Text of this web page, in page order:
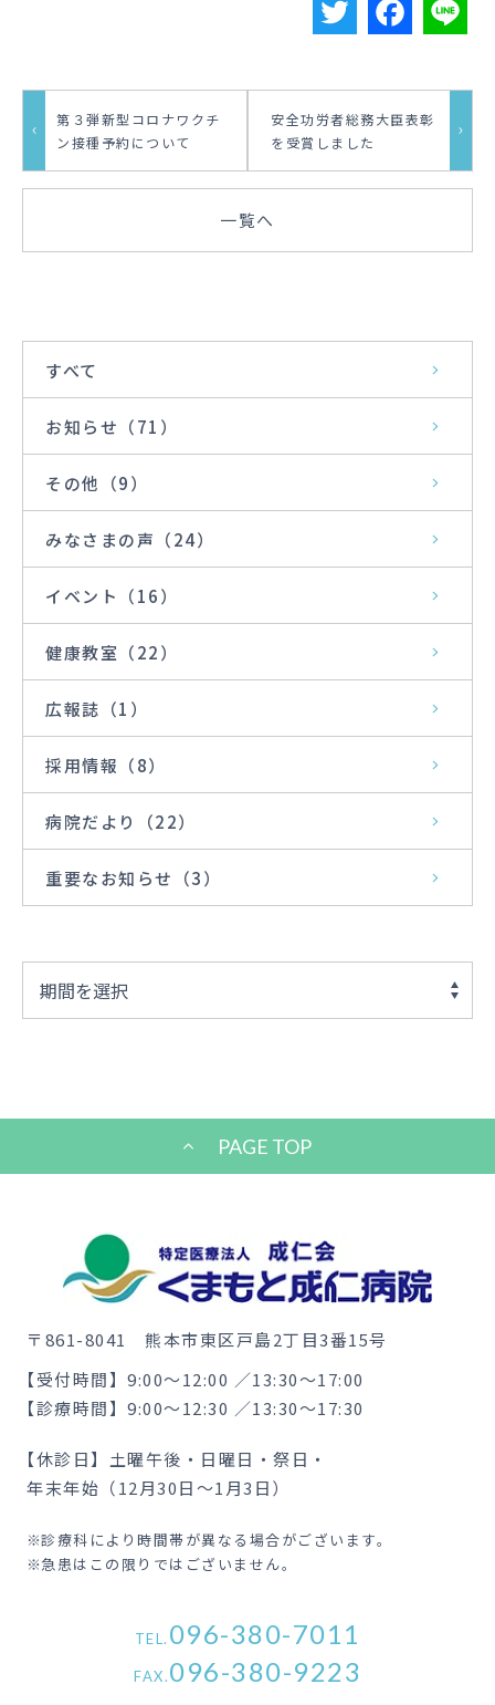
t
c
e
e
第３弾新型コロナワクチ
ン接種予約について
安全功労者総務大臣表彰
を受賞しました
一覧へ
すべて
お知らせ （71）
その他 （9）
みなさまの声 （24）
イベント （16）
健康教室 （22）
広報誌 （1）
採用情報 （8）
病院だより （22）
重要なお知らせ （3）
PAGE TOP
〒861-8041 熊本市東区戸島2丁目3番15号
【受付時間】 9:00〜12:00 ／13:30〜17:00
【診療時間】 9:00〜12:30 ／13:30〜17:30
【休診日】 土曜午後・日曜日・祭日・
年末年始（12月30日〜1月3日）
診療科により時間帯が異なる場合がございます。
急患はこの限りではございません。
TEL. 096-380-7011
FAX.096-380-9223